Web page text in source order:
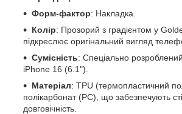
Форм-фактор: Накладка.
Колір: Прозорий з градієнтом у
підкреслює оригінальний вигляд
Сумісність: Спеціально
iPhone 16 (6.1").
Матеріал: TPU (термопластичний
полікарбонат (PC), що забезпечують
довговічність.